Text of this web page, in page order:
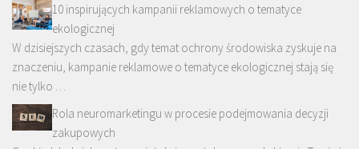
10 inspirujących kampanii reklamowych o tematyce
ekologicznej
W dzisiejszych czasach, gdy temat ochrony środowiska zyskuje na
znaczeniu, kampanie reklamowe o tematyce ekologicznej stają się
nie tylko …
Rola neuromarketingu w procesie podejmowania decyzji
zakupowych